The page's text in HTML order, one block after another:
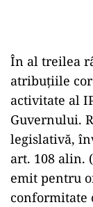
În al treilea
atribuţiile
activitate al
Guvernului.
legislativă,
art. 108 alin.
emit pentru
conformitate